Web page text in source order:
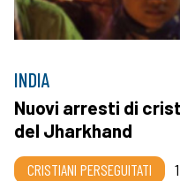
INDIA
Nuovi arresti di
del Jharkhand
CRISTIANI PERSEGUITATI